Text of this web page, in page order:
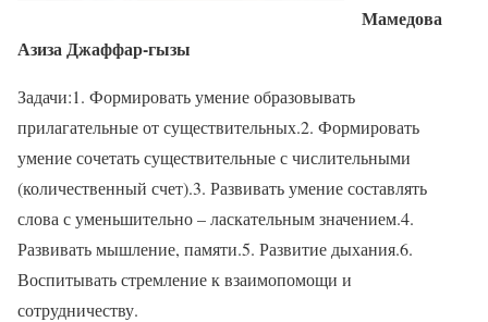
Мамедова
Азиза Джаффар-гызы
Задачи:1. Формировать умение образовывать
прилагательные от существительных.2. Формировать
умение сочетать существительные с числительными
(количественный счет).3. Развивать умение составлять
слова с уменьшительно – ласкательным значением.4.
Развивать мышление, памяти.5. Развитие дыхания.6.
Воспитывать стремление к взаимопомощи и
сотрудничеству.